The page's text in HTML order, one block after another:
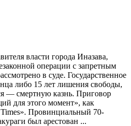
власти города Иназава,
операции с запретным
в суде. Государственное
либо 15 лет лишения свободы,
— смертную казнь. Приговор
для этого момент», как
Провинциальный 70-
был арестован ...